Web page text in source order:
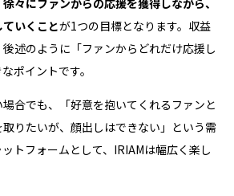
徐々にファンからの応援を獲得しながら、
いくことが1つの目標となります。収益
述のように「ファンからどれだけ応援し
ポイントです。
合でも、「好意を抱いてくれるファンと
りたいが、顔出しはできない」という需
トフォームとして、IRIAMは幅広く楽し